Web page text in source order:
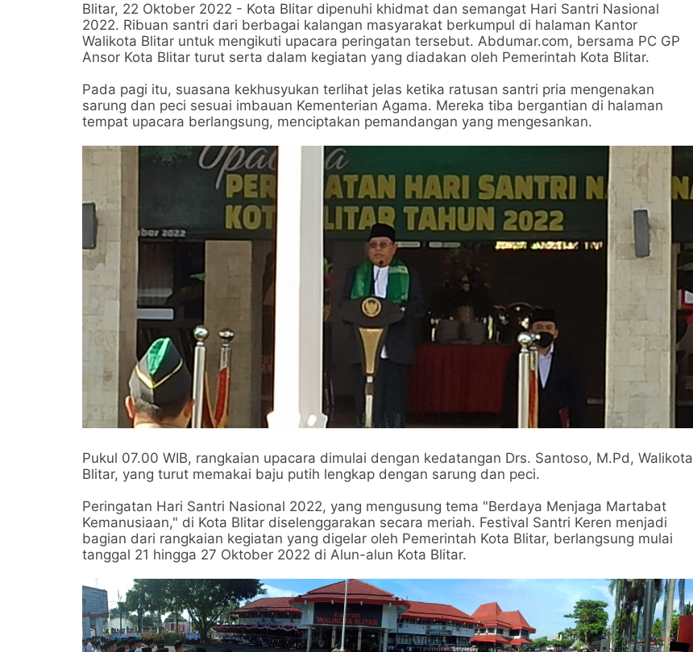
Blitar, 22 Oktober 2022 - Kota Blitar dipenuhi khidmat dan semangat Hari Santri Nasional
2022. Ribuan santri dari berbagai kalangan masyarakat berkumpul di halaman Kantor
Walikota Blitar untuk mengikuti upacara peringatan tersebut. Abdumar.com, bersama PC GP
Ansor Kota Blitar turut serta dalam kegiatan yang diadakan oleh Pemerintah Kota Blitar.
Pada pagi itu, suasana kekhusyukan terlihat jelas ketika ratusan santri pria mengenakan
sarung dan peci sesuai imbauan Kementerian Agama. Mereka tiba bergantian di halaman
tempat upacara berlangsung, menciptakan pemandangan yang mengesankan.
Pukul 07.00 WIB, rangkaian upacara dimulai dengan kedatangan Drs. Santoso, M.Pd, Walikota
Blitar, yang turut memakai baju putih lengkap dengan sarung dan peci.
Peringatan Hari Santri Nasional 2022, yang mengusung tema "Berdaya Menjaga Martabat
Kemanusiaan," di Kota Blitar diselenggarakan secara meriah. Festival Santri Keren menjadi
bagian dari rangkaian kegiatan yang digelar oleh Pemerintah Kota Blitar, berlangsung mulai
tanggal 21 hingga 27 Oktober 2022 di Alun-alun Kota Blitar.